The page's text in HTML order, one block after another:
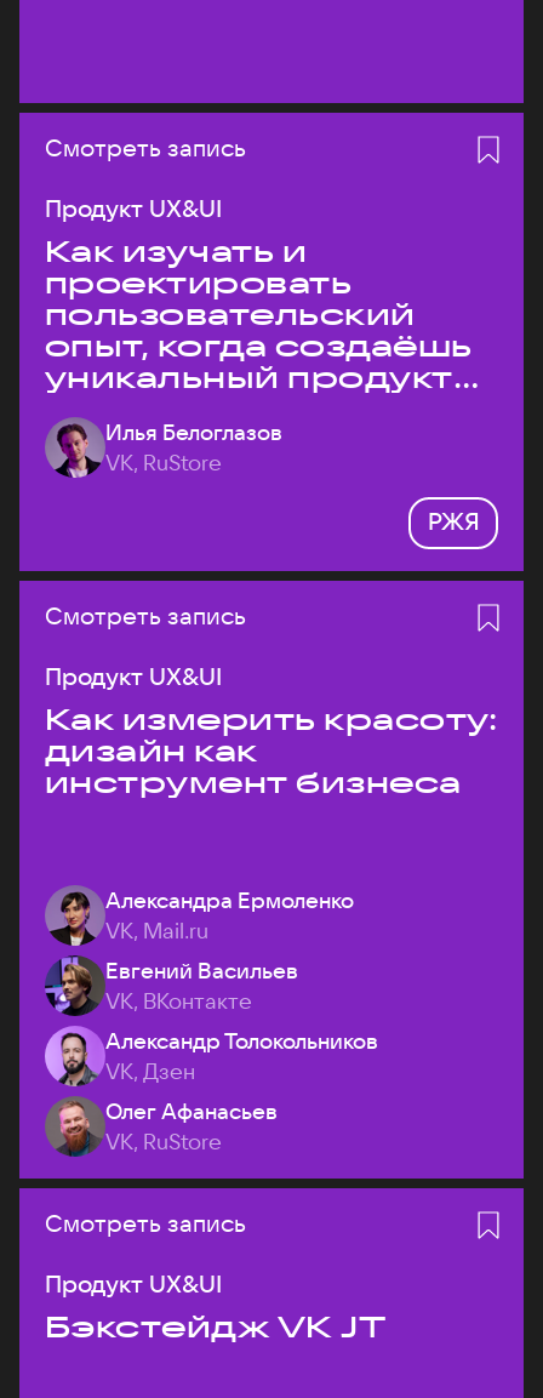
Смотреть запись
Продукт UX&UI
Как изучать и
проектировать
пользовательский
опыт, когда создаёшь
уникальный продукт
на рынке?
Илья Белоглазов
VK, RuStore
РЖЯ
Смотреть запись
Продукт UX&UI
Как измерить красоту:
дизайн как
инструмент бизнеса
Александра Ермоленко
VK, Mail.ru
Евгений Васильев
VK, ВКонтакте
Александр Толокольников
VK, Дзен
Олег Афанасьев
VK, RuStore
Смотреть запись
Продукт UX&UI
Бэкстейдж VK JT